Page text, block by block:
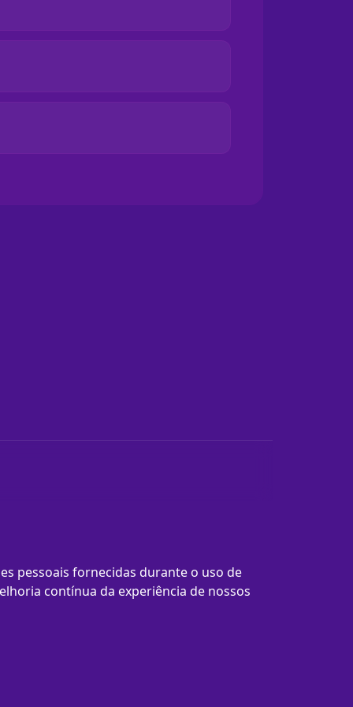
pessoais fornecidas durante o uso de
contínua da experiência de nossos